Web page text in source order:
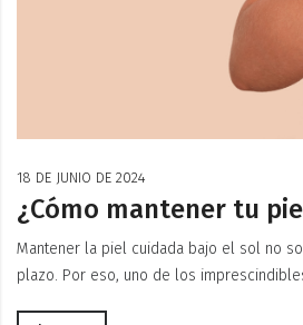
18 DE JUNIO DE 2024
¿Cómo mantener tu
Mantener la piel cuidada bajo el sol no
plazo. Por eso, uno de los